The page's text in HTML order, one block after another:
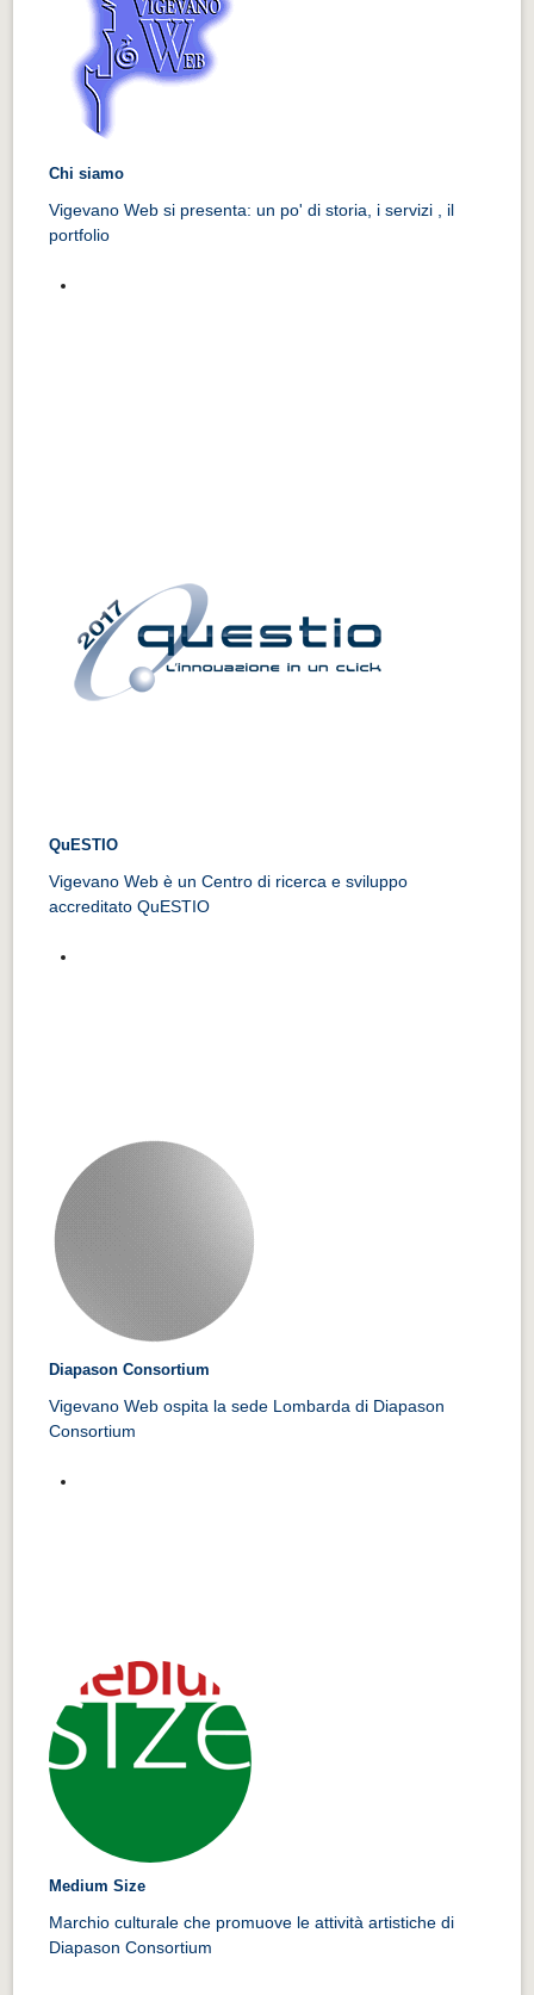
Chi siamo
Vigevano Web si presenta: un po' di storia, i servizi , il
portfolio
QuESTIO
Vigevano Web è un Centro di ricerca e sviluppo
accreditato QuESTIO
Diapason Consortium
Vigevano Web ospita la sede Lombarda di Diapason
Consortium
Medium Size
Marchio culturale che promuove le attività artistiche di
Diapason Consortium